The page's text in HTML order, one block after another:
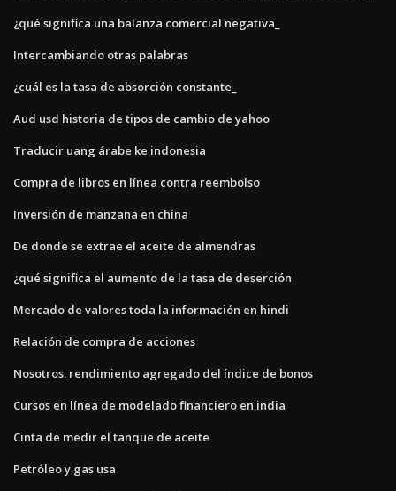
¿qué significa una balanza comercial negativa_
Intercambiando otras palabras
¿cuál es la tasa de absorción constante_
Aud usd historia de tipos de cambio de yahoo
Traducir uang árabe ke indonesia
Compra de libros en línea contra reembolso
Inversión de manzana en china
De donde se extrae el aceite de almendras
¿qué significa el aumento de la tasa de deserción
Mercado de valores toda la información en hindi
Relación de compra de acciones
Nosotros. rendimiento agregado del índice de bonos
Cursos en línea de modelado financiero en india
Cinta de medir el tanque de aceite
Petróleo y gas usa